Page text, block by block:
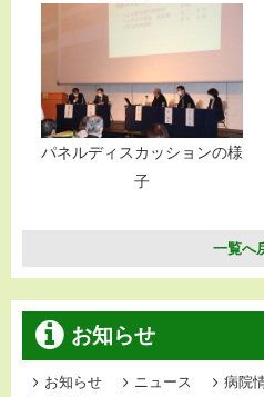
パネルディスカッションの様
子
一覧へ
お知らせ
お知らせ ニュース 病院